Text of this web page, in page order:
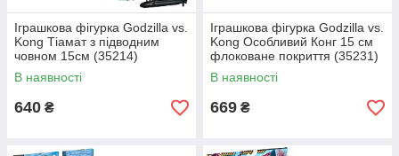
Іграшкова фігурка Godzilla vs.
Kong Тіамат з підводним
човном 15см (35214)
В наявності
640 ₴
Іграшкова фігурка Godzilla vs.
Kong Особливий Конг 15 см
флоковане покриття (35231)
В наявності
669 ₴